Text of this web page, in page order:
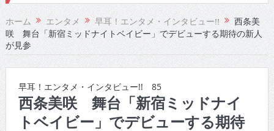
CINEMA×STYLE 291号
CINEMA×STYLE 290号
CINEMA×STYLE 289号
CINEMA×STYLE 288号
CINEMA×STYLE 287号
ホーム エンタメ 早耳！エンタメ・インタビュー!!
西条美
咲 舞台「新宿ミッドナイトベイビー」でデビューする期待の新人
が見参
早耳！エンタメ・インタビュー!! 85
西条美咲 舞台「新宿ミッドナイ
トベイビー」でデビューする期待